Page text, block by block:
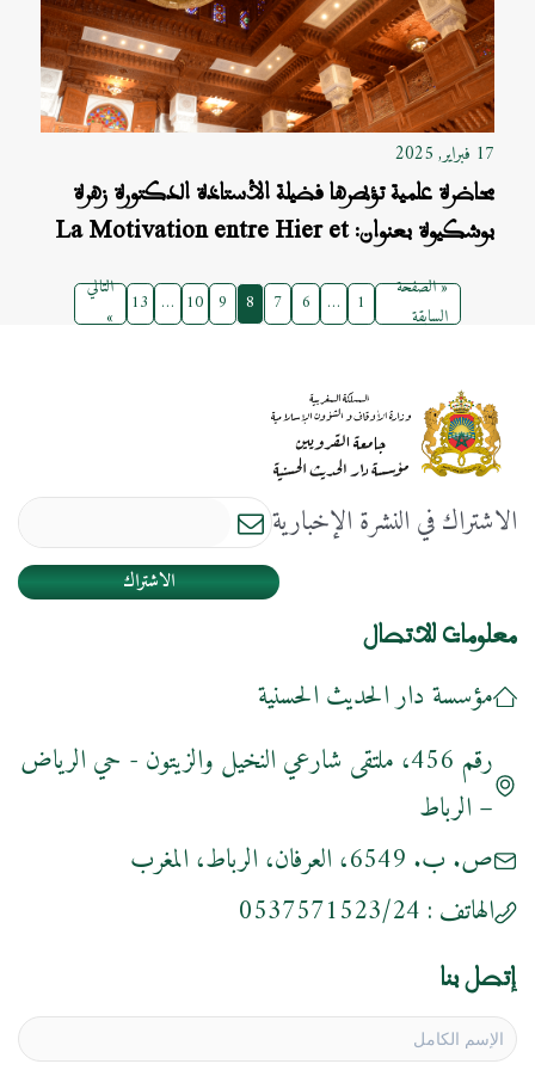
17 فبراير, 2025
محاضرة علمية تؤطرها فضيلة الأستاذة الدكتورة زهرة
بوشكيوة بعنوان: La Motivation entre Hier et
Aujourd’ hui
« الصفحة
السابقة
1
…
6
7
8
9
10
…
13
التالي
»
الاشتراك في النشرة الإخبارية
الاشتراك
معلومات للاتصال
مؤسسة دار الحديث الحسنية
رقم 456، ملتقى شارعي النخيل والزيتون - حي الرياض
– الرباط
ص. ب. 6549، العرفان، الرباط، المغرب
الهاتف : 0537571523/24
إتصل بنا